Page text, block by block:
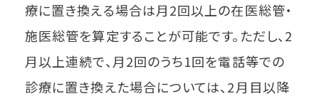
療に置き換える場合は月2回以上の在医総管・
施医総管を算定することが可能です。ただし、2
月以上連続で、月2回のうち1回を電話等での
診療に置き換えた場合については、2月目以降